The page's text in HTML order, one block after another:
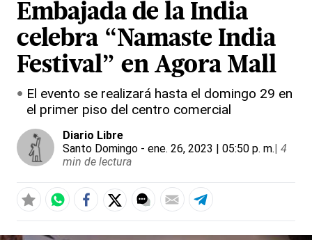
Embajada de la India
celebra “Namaste India
Festival” en Agora Mall
El evento se realizará hasta el domingo 29 en
el primer piso del centro comercial
Diario Libre
Santo Domingo - ene. 26, 2023 | 05:50 p. m.| 4
min de lectura